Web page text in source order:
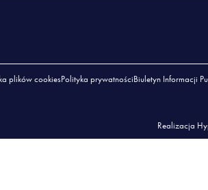
plików cookiesPolityka prywatnościBiuletyn Informacji
Realizacja